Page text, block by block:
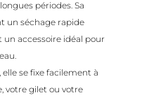
périodes. Sa
un séchage rapide
accessoire idéal pour
se fixe facilement à
votre gilet ou votre